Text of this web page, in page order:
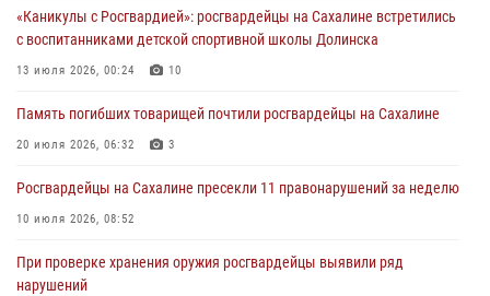
8 единиц огнестрельного оружия и 400 патронов изъяли
росгвардейцы у нарушителей на Сахалине
30 июля 2026, 07:02
Сводка вневедомственной охраны за неделю
24 июля 2026, 05:58
«Каникулы с Росгвардией»: росгвардейцы на Сахалине встретились
с воспитанниками детской спортивной школы Долинска
13 июля 2026, 00:24 10
Память погибших товарищей почтили росгвардейцы на Сахалине
20 июля 2026, 06:32 3
Росгвардейцы на Сахалине пресекли 11 правонарушений за неделю
10 июля 2026, 08:52
При проверке хранения оружия росгвардейцы выявили ряд
нарушений